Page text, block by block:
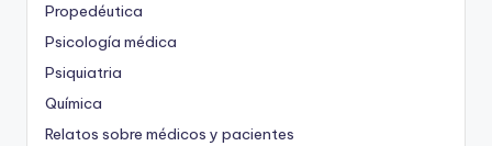
Propedéutica
Psicología médica
Psiquiatria
Química
Relatos sobre médicos y pacientes